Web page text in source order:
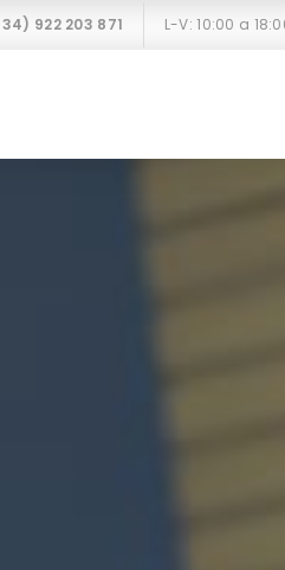
922 203 871